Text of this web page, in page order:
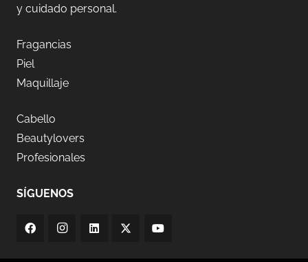
y cuidado personal.
Fragancias
Piel
Maquillaje
Cabello
Beautylovers
Profesionales
SÍGUENOS